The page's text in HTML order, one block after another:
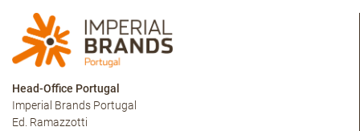
Head-Office Portugal
Imperial Brands Portugal
Ed. Ramazzotti